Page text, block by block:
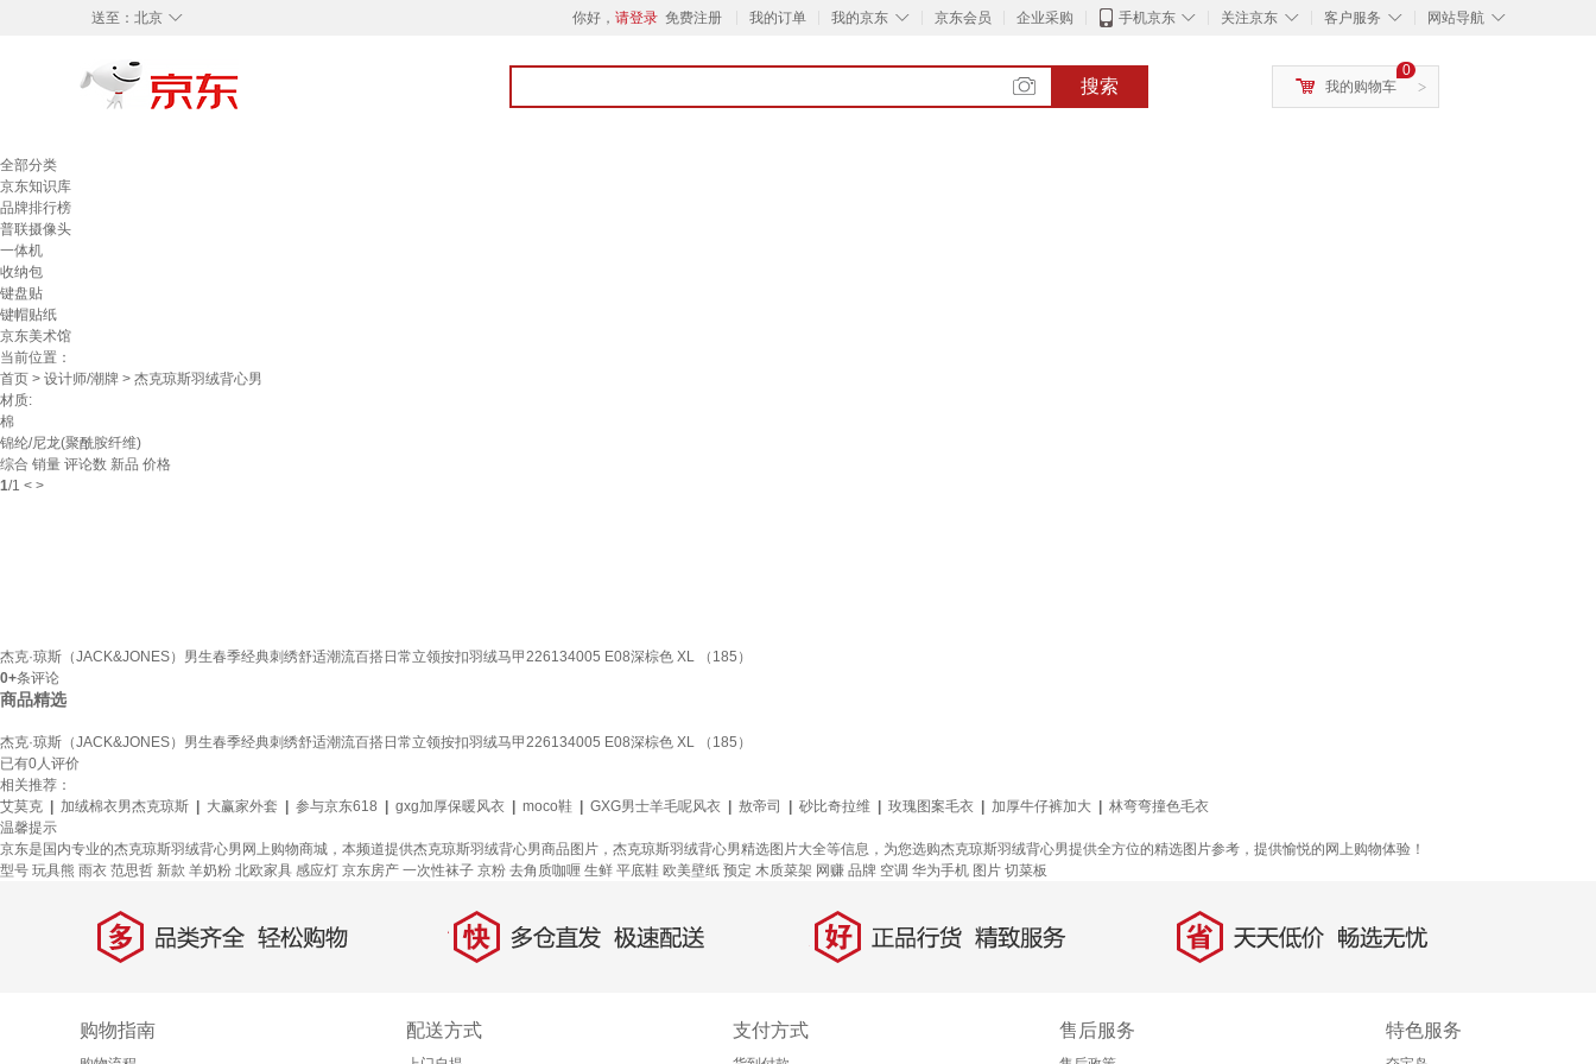
◇
送至： 北京 你好， 请登录 免费注册 我的订单 ◇
我的京东 京东会员 企业采购 ◇
手机京东 ◇
关注京东 ◇
客户服务 ◇
网站导航
搜索 >
0
我的购物车
全部分类
京东知识库
品牌排行榜
普联摄像头
一体机
收纳包
键盘贴
键帽贴纸
京东美术馆
当前位置：
首页 > 设计师/潮牌 > 杰克琼斯羽绒背心男
材质:
棉
锦纶/尼龙(聚酰胺纤维)
综合 销量 评论数 新品 价格
1/1 < >
杰克·琼斯（JACK&JONES）男生春季经典刺绣舒适潮流百搭日常立领按扣羽绒马甲226134005 E08深棕色 XL （185）
0+条评论
商品精选
杰克·琼斯（JACK&JONES）男生春季经典刺绣舒适潮流百搭日常立领按扣羽绒马甲226134005 E08深棕色 XL （185）
已有0人评价
相关推荐：
艾莫克
加绒棉衣男杰克琼斯 大赢家外套 参与京东618 gxg加厚保暖风衣 moco鞋 GXG男士羊毛呢风衣 敖帝司 砂比奇拉维 玫瑰图案毛衣 加厚牛仔裤加大
林弯弯撞色毛衣
温馨提示
京东是国内专业的杰克琼斯羽绒背心男网上购物商城，本频道提供杰克琼斯羽绒背心男商品图片，杰克琼斯羽绒背心男精选图片大全等信息，为您选购杰克琼斯羽绒背心男提供全方位的精选图片参考，提供愉悦的网上购物体验！
型号 玩具熊 雨衣 范思哲 新款 羊奶粉 北欧家具 感应灯 京东房产 一次性袜子 京粉 去角质咖喱 生鲜 平底鞋 欧美壁纸 预定 木质菜架 网赚 品牌 空调 华为手机 图片 切菜板
多 品类齐全，轻松购物 快 多仓直发，极速配送 好 正品行货，精致服务 省 天天低价，畅选无忧
购物指南 配送方式 支付方式 售后服务 特色服务